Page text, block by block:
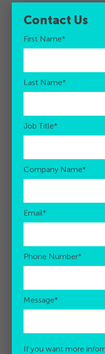
Contact Us
First Name*
Last Name*
Job Title*
Company Name*
Email*
Phone Number*
Message*
If you want more